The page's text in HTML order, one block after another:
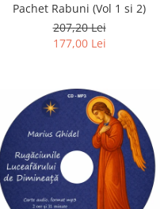
Pachet Rabuni (Vol 1 si 2)
207,20 Lei
177,00 Lei